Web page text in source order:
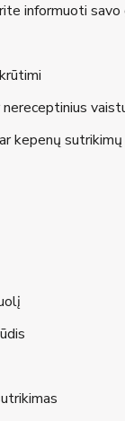
informuoti savo
kepenų sutrikimų